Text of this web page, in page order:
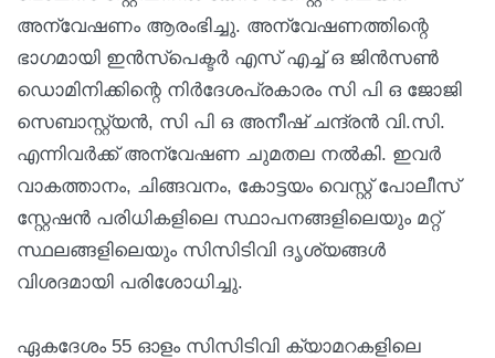
അന്വേഷണം ആരംഭിച്ചു. അന്വേഷണത്തിന്റെ
ഭാഗമായി ഇൻസ്പെക്ടർ എസ് എച്ച് ഒ ജിൻസൺ
ഡൊമിനിക്കിന്റെ നിർദേശപ്രകാരം സി പി ഒ ജോജി
സെബാസ്റ്റ്യൻ, സി പി ഒ അനീഷ് ചന്ദ്രൻ വി.സി.
എന്നിവർക്ക് അന്വേഷണ ചുമതല നൽകി. ഇവർ
വാകത്താനം, ചിങ്ങവനം, കോട്ടയം വെസ്റ്റ് പോലീസ്
സ്റ്റേഷൻ പരിധികളിലെ സ്ഥാപനങ്ങളിലെയും മറ്റ്
സ്ഥലങ്ങളിലെയും സിസിടിവി ദൃശ്യങ്ങൾ
വിശദമായി പരിശോധിച്ചു.
ഏകദേശം 55 ഓളം സിസിടിവി ക്യാമറകളിലെ